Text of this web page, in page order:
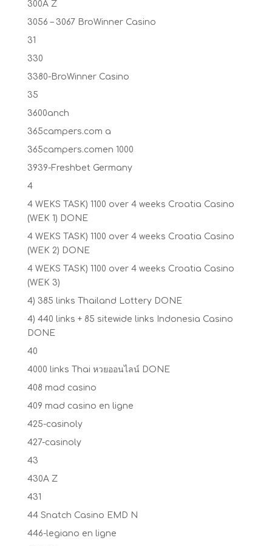
300A Z
3056 – 3067 BroWinner Casino
31
330
3380-BroWinner Casino
35
3600anch
365campers.com a
365campers.comen 1000
3939-Freshbet Germany
4
4 WEKS TASK) 1100 over 4 weeks Croatia Casino
(WEK 1) DONE
4 WEKS TASK) 1100 over 4 weeks Croatia Casino
(WEK 2) DONE
4 WEKS TASK) 1100 over 4 weeks Croatia Casino
(WEK 3)
4) 385 links Thailand Lottery DONE
4) 440 links + 85 sitewide links Indonesia Casino
DONE
40
4000 links Thai หวยออนไลน์ DONE
408 mad casino
409 mad casino en ligne
425-casinoly
427-casinoly
43
430A Z
431
44 Snatch Casino EMD N
446-legiano en ligne